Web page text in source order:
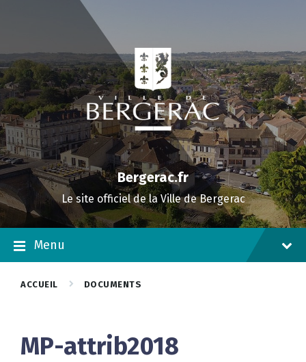
Bergerac.fr
Le site officiel de la Ville de Bergerac
Menu
ACCUEIL DOCUMENTS
MP-attrib2018